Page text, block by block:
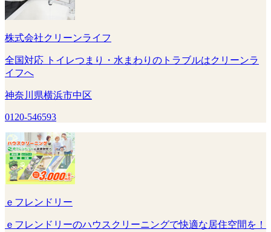
株式会社クリーンライフ
全国対応 トイレつまり・水まわりのトラブルはクリーンラ
イフへ
神奈川県横浜市中区
0120-546593
ｅフレンドリー
ｅフレンドリーのハウスクリーニングで快適な居住空間を！